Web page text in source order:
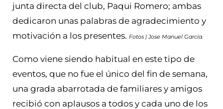
junta directa del club, Paqui Romero; ambas
dedicaron unas palabras de agradecimiento y
motivación a los presentes. Fotos | Jose Manuel García.
Como viene siendo habitual en este tipo de
eventos, que no fue el único del fin de semana,
una grada abarrotada de familiares y amigos
recibió con aplausos a todos y cada uno de los